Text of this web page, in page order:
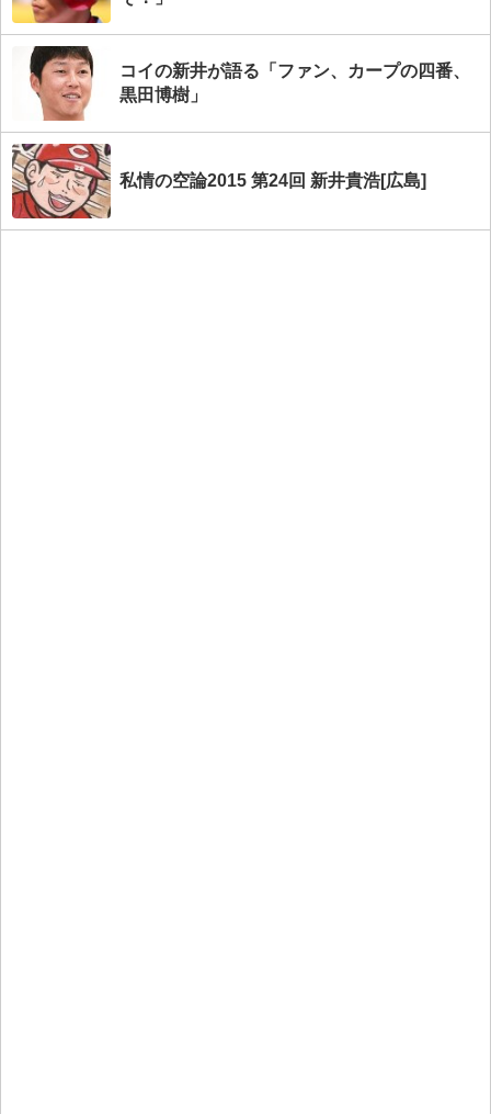
コイの新井が語る「ファン、カープの四番、
黒田博樹」
私情の空論2015 第24回 新井貴浩[広島]